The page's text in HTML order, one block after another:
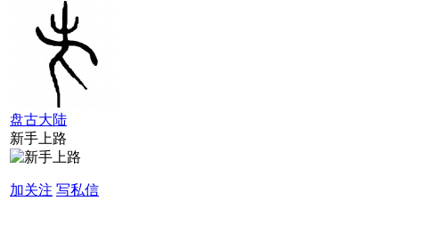
盘古大陆
新手上路
加关注 写私信